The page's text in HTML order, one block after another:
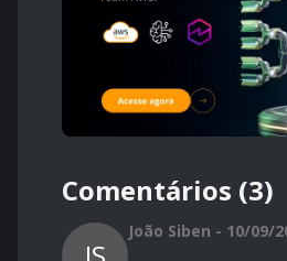
Comentários (3)
João Siben - 10/09/